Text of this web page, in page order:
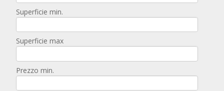
Superficie min.
Superficie max
Prezzo min.